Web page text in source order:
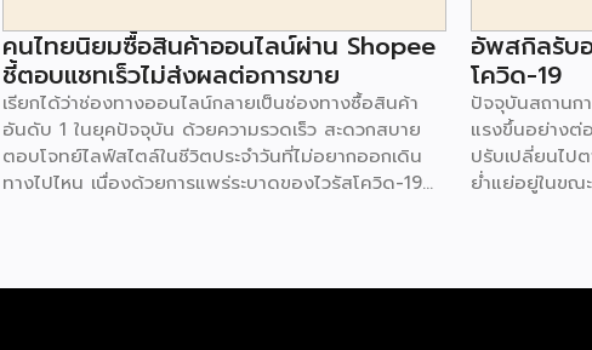
คนไทยนิยมซื้อสินค้าออนไลน์ผ่าน Shopee
ชี้ตอบแชทเร็วไม่ส่งผลต่อการขาย
เรียกได้ว่าช่องทางออนไลน์กลายเป็นช่องทางซื้อสินค้า
อันดับ 1 ในยุคปัจจุบัน ด้วยความรวดเร็ว สะดวกสบาย
ตอบโจทย์ไลฟ์สไตล์ในชีวิตประจำวันที่ไม่อยากออกเดิน
ทางไปไหน เนื่องด้วยการแพร่ระบาดของไวรัสโควิด-19
ว่ามีความคิดเห็นอย่างไร โดย Live Agent บริการตอบ
อัพสกิลรับ
โควิด-19
ปัจจุบันสถานก
แรงขึ้นอย่างต่
ปรับเปลี่ยนไป
ย่ำแย่อยู่ในขณ
Marketer) อีก